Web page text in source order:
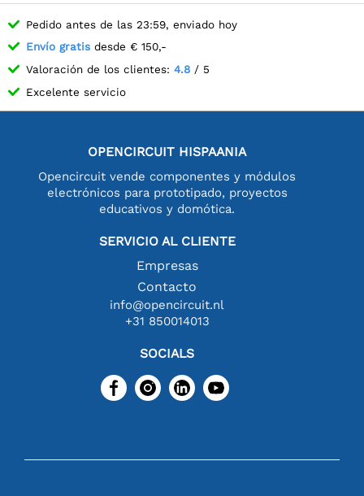
Pedido antes de las 23:59, enviado hoy
Envío gratis desde € 150,-
Valoración de los clientes: 4.8 / 5
Excelente servicio
OPENCIRCUIT HISPAANIA
Opencircuit vende componentes y módulos
electrónicos para prototipado, proyectos
educativos y domótica.
SERVICIO AL CLIENTE
Empresas
Contacto
info@opencircuit.nl
+31 850014013
SOCIALS